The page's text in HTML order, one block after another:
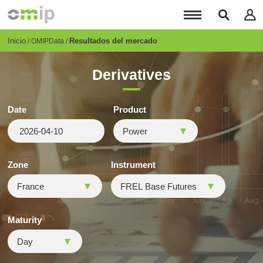
principal
Breadcrumb
Inicio OMIPData Resultados del mercado
Derivatives
Date Product
Zone Instrument
Maturity